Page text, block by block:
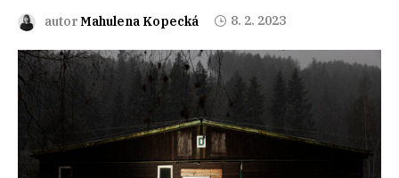
autorMahulena Kopecká 8. 2. 2023